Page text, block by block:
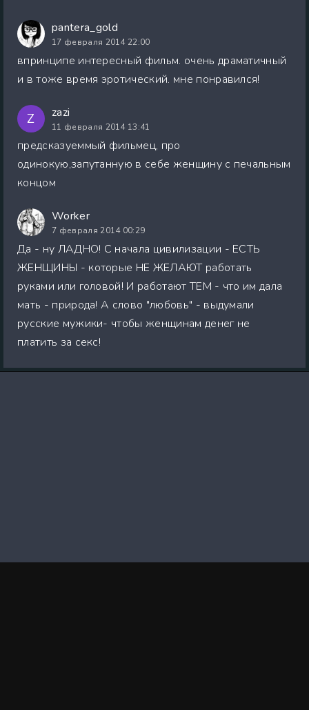
pantera_gold
17 февраля 2014 22:00
впринципе интересный фильм. очень драматичный
и в тоже время эротический. мне понравился!
Z zazi
11 февраля 2014 13:41
предсказуеммый фильмец, про
одинокую,запутанную в себе женщину с печальным
концом
Worker
7 февраля 2014 00:29
Да - ну ЛАДНО! С начала цивилизации - ЕСТЬ
ЖЕНЩИНЫ - которые НЕ ЖЕЛАЮТ работать
руками или головой! И работают ТЕМ - что им дала
мать - природа! А слово "любовь" - выдумали
русские мужики- чтобы женщинам денег не
платить за секс!